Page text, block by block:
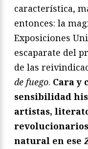
característica,
entonces: la
Exposiciones
escaparate del
de las
de fuego. Cara y
sensibilidad
artistas,
natural en ese